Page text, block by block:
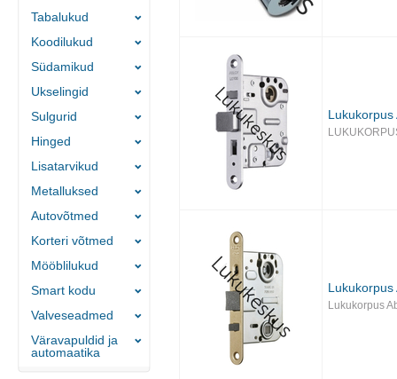
Lukukorpus
Lukukorpus
Lukukorpus
Tabalukud
Koodilukud
Südamikud
Ukselingid
Sulgurid
Hinged
Lisatarvikud
Metalluksed
Autovõtmed
Korteri võtmed
Mööblilukud
Smart kodu
Valveseadmed
Väravapuldid ja
automaatika